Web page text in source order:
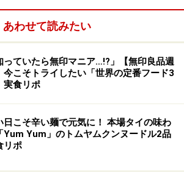
ム料理店
ト2号店」
（ヒン・・・煮込み料理）はとにか
1cmの厚さほども油が浮いていて、
とくる。インド料理の影響を受け、調
切加えず野菜の水分のみで仕上げる
味わい。辛さは控えめだ。具は肉だ
あわせて読みたい
っていたら無印マニア…!?」【無印良品週
今こそトライしたい「世界の定番フード3
実食リポ
日こそ辛い麺で元気に！ 本場タイの味わ
Yum Yum」のトムヤムクンヌードル2品
リポ